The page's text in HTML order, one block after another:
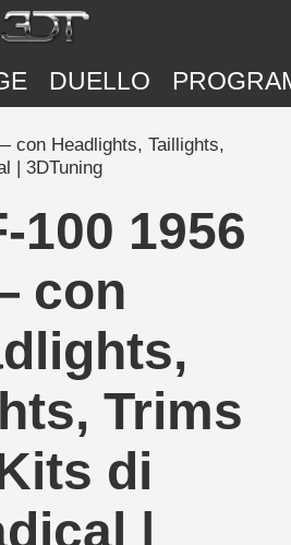
DUELLO
con Headlights, Taillights,
| 3DTuning
100 1956
con
Trims
di
|